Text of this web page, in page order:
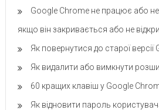
Google Chrome не працює або не
якщо він закривається або не
Як повернутися до старої
Як видалити або вимкнути
60 кращих клавіш у Google
Як відновити пароль